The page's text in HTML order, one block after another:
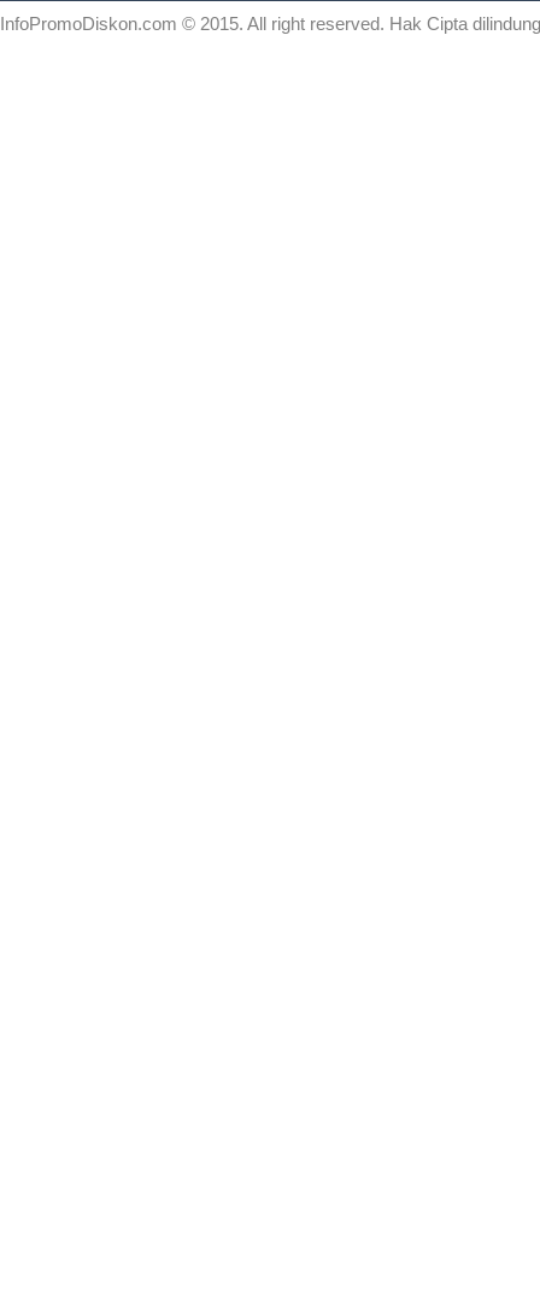
InfoPromoDiskon.com © 2015. All right reserved. Hak Cipta